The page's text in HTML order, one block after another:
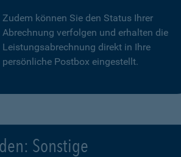
Zudem können Sie den Status Ihrer
Abrechnung verfolgen und erhalten die
Leistungsabrechnung direkt in Ihre
persönliche Postbox eingestellt.
Sonstige